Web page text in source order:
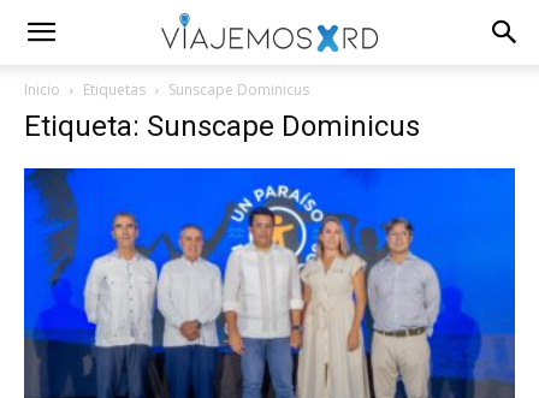
Inicio Etiquetas Sunscape Dominicus
Etiqueta: Sunscape Dominicus